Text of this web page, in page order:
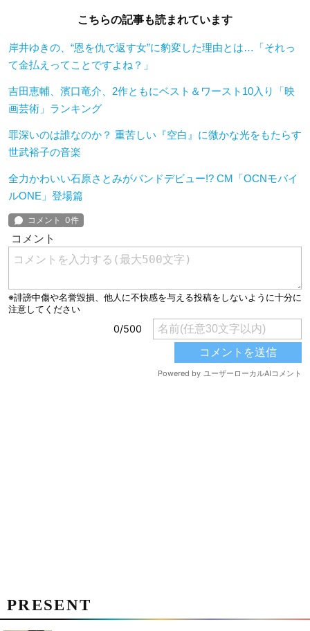
こちらの記事も読まれています
岸井ゆきの、“恩を仇で返す女”に豹変した理由とは…「それっ
て金払えってことですよね？」
吉田恵輔、濱口竜介、2作ともにベスト＆ワースト10入り「映
画芸術」ランキング
罪深いのは誰なのか？ 重苦しい『空白』に微かな光をもたらす
世武裕子の音楽
全力かわいい石原さとみがバンドデビュー!? CM「OCNモバイ
ルONE」登場篇
PRESENT